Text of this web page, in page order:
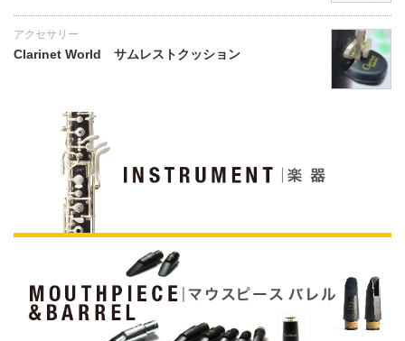
アクセサリー
Clarinet World サムレストクッション